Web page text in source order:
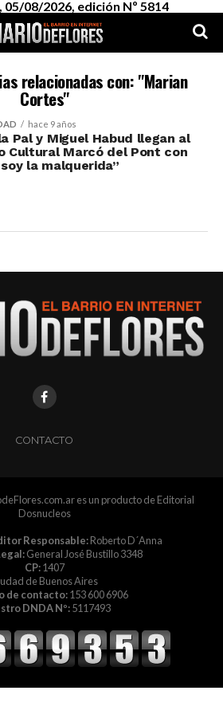
05/08/2026, edición Nº 5814
relacionadas con: "Marian
Cortes"
hace 9 años
Pal y Miguel Habud llegan al
Cultural Marcó del Pont con
soy la malquerida”
CONTACTO
es un producto de Editorial
Dosnucleos
Responsable:Roberto D´Anna
General José Bustillo 3348
CP:1407
de Buenos Aires
de contacto:153 600 6906
DNDA Nº:5117493